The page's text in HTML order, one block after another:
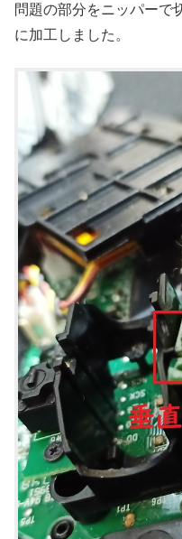
問題の部分をニッパーで
に加工しました。